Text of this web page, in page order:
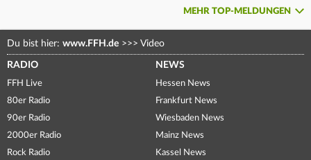
MEHR TOP-MELDUNGEN
Du bist hier: www.FFH.de >>> Video
RADIO
FFH Live
80er Radio
90er Radio
2000er Radio
Rock Radio
NEWS
Hessen News
Frankfurt News
Wiesbaden News
Mainz News
Kassel News